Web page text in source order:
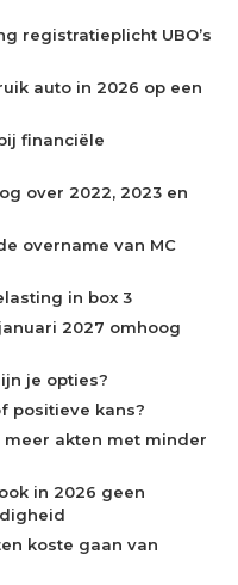
registratieplicht UBO’s
auto in 2026 op een
financiële
over 2022, 2023 en
overname van MC
in box 3
2027 omhoog
je opties?
positieve kans?
akten met minder
in 2026 geen
koste gaan van